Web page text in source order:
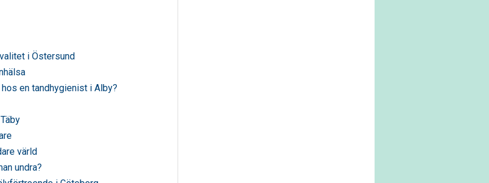
i Östersund
en tandhygienist i Alby?
värld
undra?